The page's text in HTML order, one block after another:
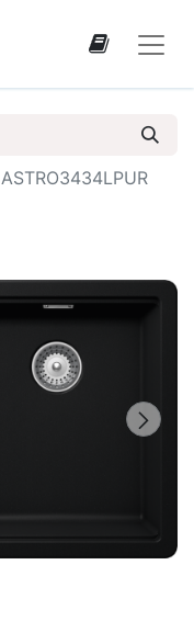
ASTRO3434LPUR